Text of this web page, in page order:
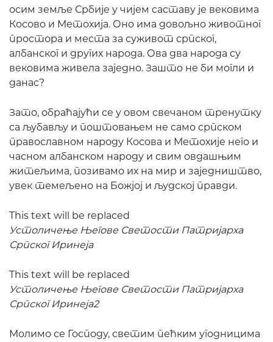
осим земље Србије у чијем саставу је вековима
Косово и Метохија. Оно има довољно животног
простора и места за суживот српског,
албанског и других народа. Ова два народа су
вековима живела заједно. Зашто не би могли и
данас?
Зато, обраћајући се у овом свечаном тренутку
са љубављу и поштовањем не само српском
православном народу Косова и Метохије него и
часном албанском народу и свим овдашњим
житељима, позивамо их на мир и заједништво,
увек темељено на Божјој и људској правди.
This text will be replaced
Устоличење Његове Светости Патријарха
Српског Иринеја
This text will be replaced
Устоличење Његове Светости Патријарха
Српског Иринеја2
Молимо се Господу, светим пећким угодницима